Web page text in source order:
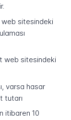
sitesindeki
web sitesindeki
varsa hasar
tutarı
itibaren 10